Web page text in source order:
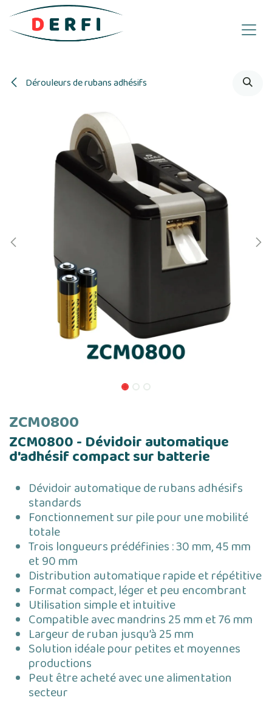
Se rendre au contenu
Dérouleurs de rubans adhésifs
ZCM0800
ZCM0800 - Dévidoir automatique
d'adhésif compact sur batterie
Dévidoir automatique de rubans adhésifs
standards
Fonctionnement sur pile pour une mobilité
totale
Trois longueurs prédéfinies : 30 mm, 45 mm
et 90 mm
Distribution automatique rapide et répétitive
Format compact, léger et peu encombrant
Utilisation simple et intuitive
Compatible avec mandrins 25 mm et 76 mm
Largeur de ruban jusqu’à 25 mm
Solution idéale pour petites et moyennes
productions
Peut être acheté avec une alimentation
secteur